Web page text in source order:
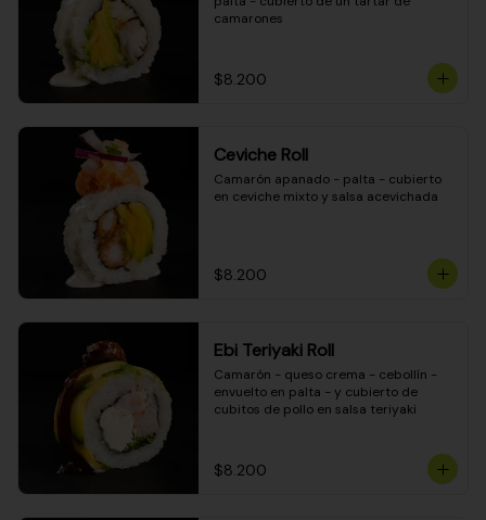
camarones
$8.200
Ceviche Roll
Camarón apanado - palta - cubierto
en ceviche mixto y salsa acevichada
$8.200
Ebi Teriyaki Roll
Camarón - queso crema - cebollín -
envuelto en palta - y cubierto de
cubitos de pollo en salsa teriyaki
$8.200